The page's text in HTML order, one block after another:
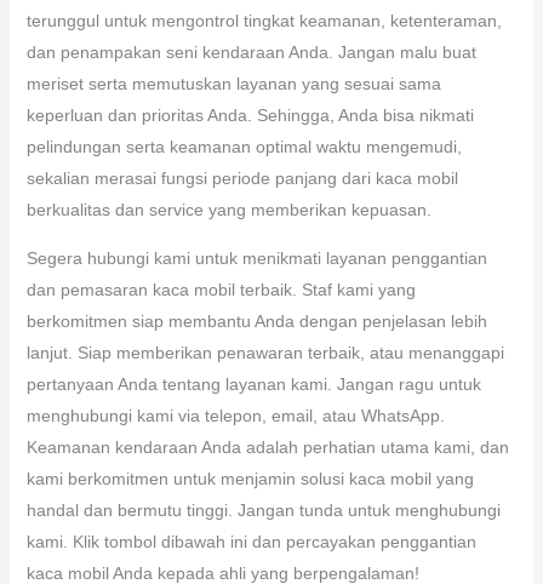
terunggul untuk mengontrol tingkat keamanan, ketenteraman,
dan penampakan seni kendaraan Anda. Jangan malu buat
meriset serta memutuskan layanan yang sesuai sama
keperluan dan prioritas Anda. Sehingga, Anda bisa nikmati
pelindungan serta keamanan optimal waktu mengemudi,
sekalian merasai fungsi periode panjang dari kaca mobil
berkualitas dan service yang memberikan kepuasan.
Segera hubungi kami untuk menikmati layanan penggantian
dan pemasaran kaca mobil terbaik. Staf kami yang
berkomitmen siap membantu Anda dengan penjelasan lebih
lanjut. Siap memberikan penawaran terbaik, atau menanggapi
pertanyaan Anda tentang layanan kami. Jangan ragu untuk
menghubungi kami via telepon, email, atau WhatsApp.
Keamanan kendaraan Anda adalah perhatian utama kami, dan
kami berkomitmen untuk menjamin solusi kaca mobil yang
handal dan bermutu tinggi. Jangan tunda untuk menghubungi
kami. Klik tombol dibawah ini dan percayakan penggantian
kaca mobil Anda kepada ahli yang berpengalaman!